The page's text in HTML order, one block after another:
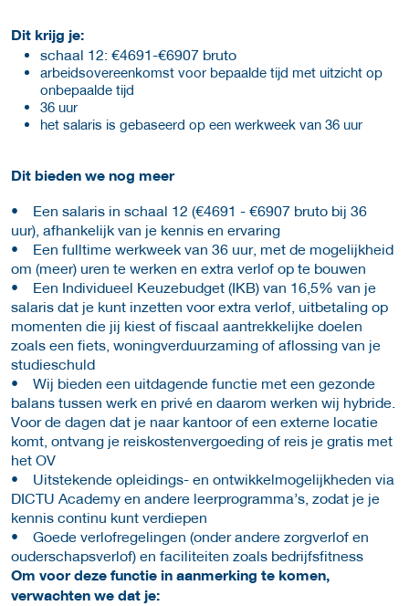
Dit krijg je:
schaal 12: €4691-€6907 bruto
arbeidsovereenkomst voor bepaalde tijd met uitzicht op
onbepaalde tijd
36 uur
het salaris is gebaseerd op een werkweek van 36 uur
Dit bieden we nog meer
• Een salaris in schaal 12 (€4691 - €6907 bruto bij 36
uur), afhankelijk van je kennis en ervaring
• Een fulltime werkweek van 36 uur, met de mogelijkheid
om (meer) uren te werken en extra verlof op te bouwen
• Een Individueel Keuzebudget (IKB) van 16,5% van je
salaris dat je kunt inzetten voor extra verlof, uitbetaling op
momenten die jij kiest of fiscaal aantrekkelijke doelen
zoals een fiets, woningverduurzaming of aflossing van je
studieschuld
• Wij bieden een uitdagende functie met een gezonde
balans tussen werk en privé en daarom werken wij hybride.
Voor de dagen dat je naar kantoor of een externe locatie
komt, ontvang je reiskostenvergoeding of reis je gratis met
het OV
• Uitstekende opleidings- en ontwikkelmogelijkheden via
DICTU Academy en andere leerprogramma’s, zodat je je
kennis continu kunt verdiepen
• Goede verlofregelingen (onder andere zorgverlof en
ouderschapsverlof) en faciliteiten zoals bedrijfsfitness
Om voor deze functie in aanmerking te komen,
verwachten we dat je: